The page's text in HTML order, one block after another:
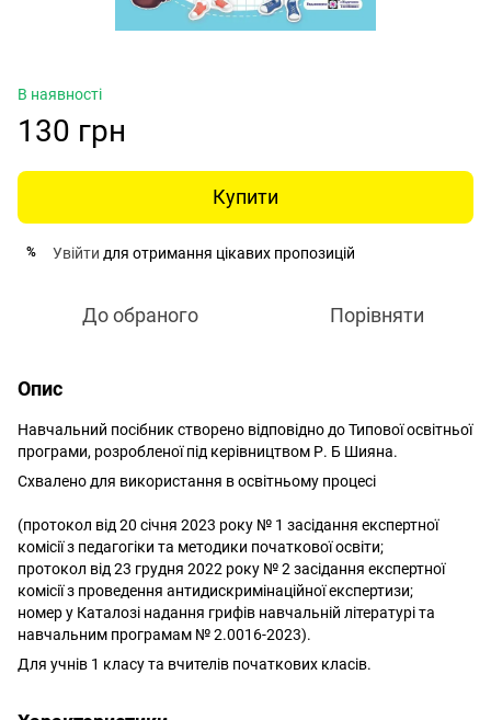
В наявності
130 грн
Купити
% Увійти для отримання цікавих пропозицій
До обраного Порівняти
Опис
Навчальний посібник створено відповідно до Типової освітньої
програми, розробленої під керівництвом Р. Б Шияна.
Схвалено для використання в освітньому процесі
(протокол від 20 січня 2023 року № 1 засідання експертної
комісії з педагогіки та методики початкової освіти;
протокол від 23 грудня 2022 року № 2 засідання експертної
комісії з проведення антидискримінаційної експертизи;
номер у Каталозі надання грифів навчальній літературі та
навчальним програмам № 2.0016-2023).
Для учнів 1 класу та вчителів початкових класів.